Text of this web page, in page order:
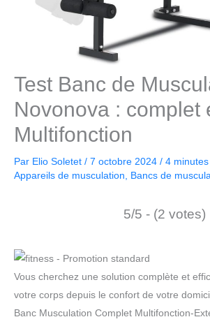
Test Banc de
Novonova : complet
Multifonction
Par Elio Soletet / 7 octobre 2024 / 4
Appareils de musculation
Bancs de
5/5 - (2 votes)
Vous cherchez une solution complète et
votre corps depuis le confort de votre
Banc Musculation Complet Multifonction-